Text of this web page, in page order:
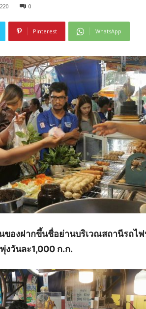
220 0
Pinterest WhatsApp
องฝากขึ้นชื่อย่านบริเวณสถานีรถไ
วันละ1,000 ก.ก.